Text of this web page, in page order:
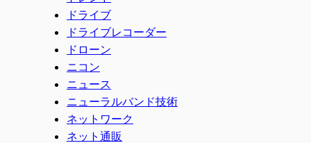
ドライブ
ドライブレコーダー
ドローン
ニコン
ニュース
ニューラルバンド技術
ネットワーク
ネット通販